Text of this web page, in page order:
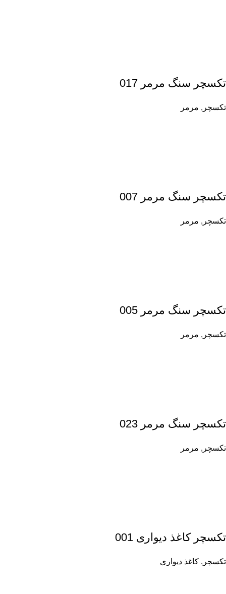
تکسچر سنگ مرمر 017
تکسچر , مرمر
تکسچر سنگ مرمر 007
تکسچر , مرمر
تکسچر سنگ مرمر 005
تکسچر , مرمر
تکسچر سنگ مرمر 023
تکسچر , مرمر
تکسچر کاغذ دیواری 001
تکسچر , کاغذ دیواری